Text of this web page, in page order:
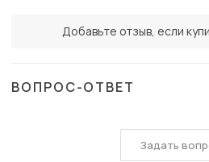
Добавьте отзыв, если
ВОПРОС-ОТВЕТ
Задать